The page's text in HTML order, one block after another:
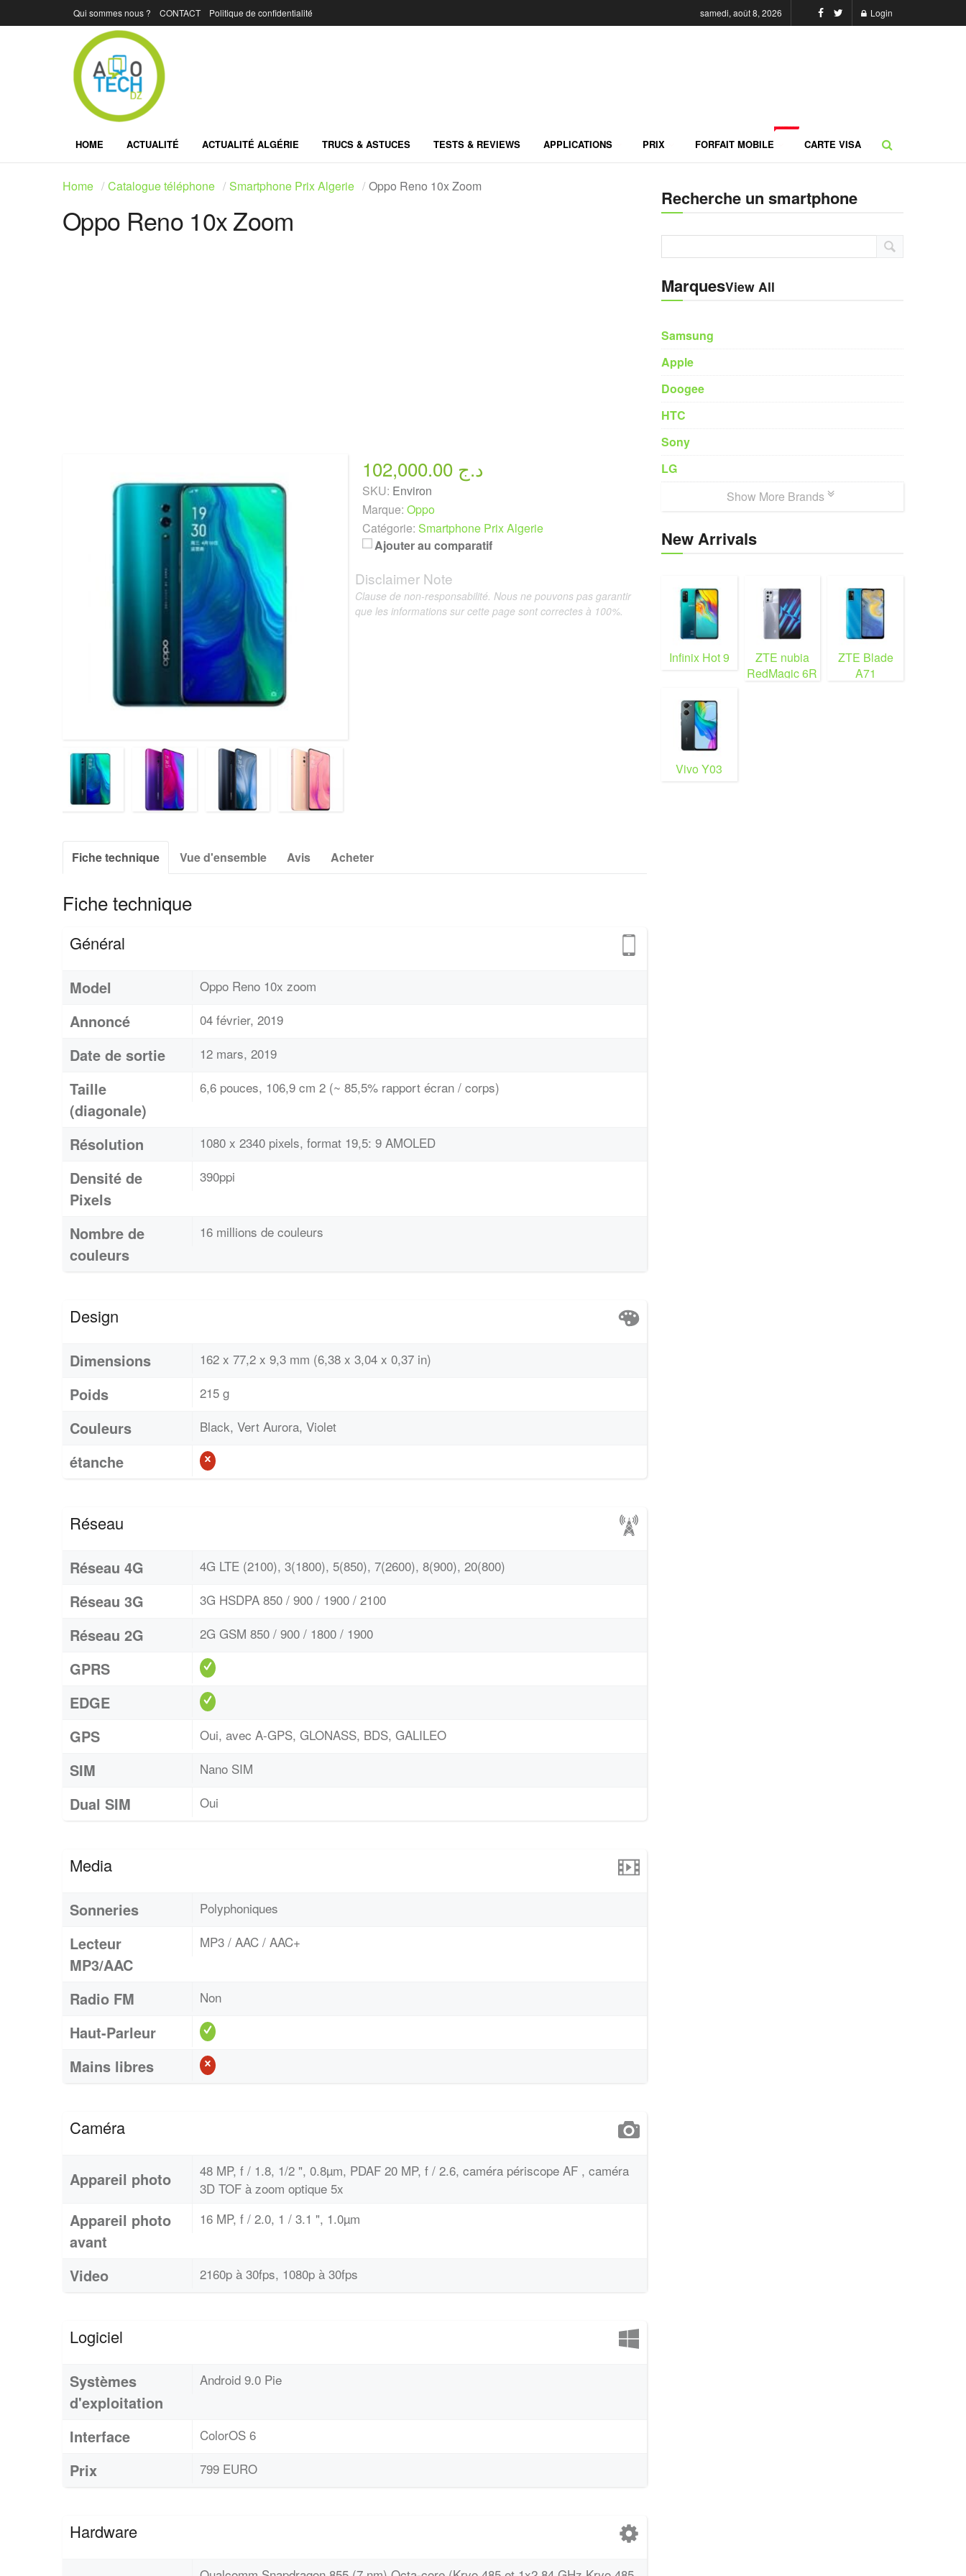
Qui sommes nous ? CONTACT Politique de confidentialité samedi, août 8, 2026 Login
HOME ACTUALITÉ ACTUALITÉ ALGÉRIE TRUCS & ASTUCES TESTS & REVIEWS APPLICATIONS PRIX FORFAIT MOBILE CARTE VISA
Home Catalogue téléphone Smartphone Prix Algerie Oppo Reno 10x Zoom
Oppo Reno 10x Zoom
102,000.00 د.ج
SKU: Environ
Marque: Oppo
Catégorie: Smartphone Prix Algerie
Ajouter au comparatif
Fiche technique Vue d'ensemble Avis Acheter
Fiche technique
Général
Model Oppo Reno 10x zoom
Annoncé 04 février, 2019
Date de sortie 12 mars, 2019
Taille
(diagonale)
6,6 pouces, 106,9 cm 2 (~ 85,5% rapport écran / corps)
Résolution 1080 x 2340 pixels, format 19,5: 9 AMOLED
Densité de
Pixels
390ppi
Nombre de
couleurs
16 millions de couleurs
Design
Dimensions 162 x 77,2 x 9,3 mm (6,38 x 3,04 x 0,37 in)
Poids 215 g
Couleurs Black, Vert Aurora, Violet
étanche
Réseau
Réseau 4G 4G LTE (2100), 3(1800), 5(850), 7(2600), 8(900), 20(800)
Réseau 3G 3G HSDPA 850 / 900 / 1900 / 2100
Réseau 2G 2G GSM 850 / 900 / 1800 / 1900
GPRS
EDGE
GPS
Oui, avec A-GPS, GLONASS, BDS, GALILEO
SIM Nano SIM
Dual SIM Oui
Media
Sonneries Polyphoniques
Lecteur
MP3/AAC
MP3 / AAC / AAC+
Radio FM Non
Haut-Parleur
Mains libres
Caméra
Appareil photo
48 MP, f / 1.8, 1/2 ", 0.8µm, PDAF 20 MP, f / 2.6, caméra périscope AF , caméra
3D TOF à zoom optique 5x
Appareil photo
avant
16 MP, f / 2.0, 1 / 3.1 ", 1.0µm
Video 2160p à 30fps, 1080p à 30fps
Logiciel
Systèmes
d'exploitation
Android 9.0 Pie
Interface ColorOS 6
Prix 799 EURO
Hardware
Disclaimer Note
Clause de non-responsabilité. Nous ne pouvons pas garantir
que les informations sur cette page sont correctes à 100%.
Recherche un smartphone
MarquesView All
Samsung
Apple
Doogee
HTC
Sony
LG
Show More Brands
New Arrivals
Infinix Hot 9
ZTE nubia
RedMagic 6R
ZTE Blade
A71
Vivo Y03